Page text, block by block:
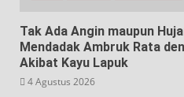
Tak Ada Angin maupun
Mendadak Ambruk Rata
Akibat Kayu Lapuk
4 Agustus 2026